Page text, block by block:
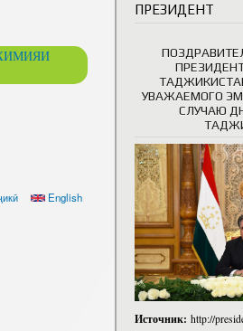
История руководителей
English
ПРЕЗИДЕНТ
УВАЖАЕМОГО
СЛУЧАЮ
Источник: http://